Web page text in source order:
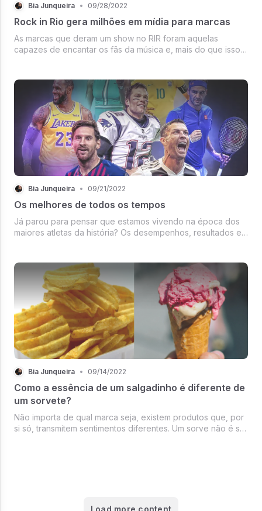
Bia Junqueira • 09/28/2022
Rock in Rio gera milhões em mídia para marcas
As marcas que deram um show no RIR foram aquelas
capazes de encantar os fãs da música e, mais do que isso,
Bia Junqueira • 09/21/2022
Os melhores de todos os tempos
Já parou para pensar que estamos vivendo na época dos
maiores atletas da história? Os desempenhos, resultados e
Dornas)
Bia Junqueira • 09/14/2022
Como a essência de um salgadinho é diferente de
um sorvete?
Não importa de qual marca seja, existem produtos que, por
si só, transmitem sentimentos diferentes. Um sorve não é só
Load more content